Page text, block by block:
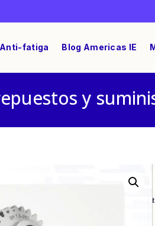
fatiga Blog Americas IE
y
Flexible Corriente Ref: E5